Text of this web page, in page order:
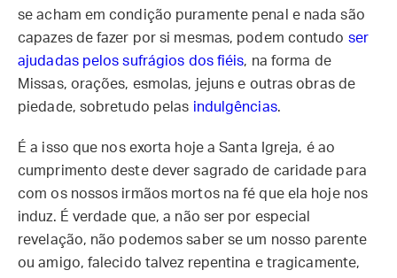
se acham em condição puramente penal e nada são
capazes de fazer por si mesmas, podem contudo ser
ajudadas pelos sufrágios dos fiéis, na forma de
Missas, orações, esmolas, jejuns e outras obras de
piedade, sobretudo pelas indulgências.
É a isso que nos exorta hoje a Santa Igreja, é ao
cumprimento deste dever sagrado de caridade para
com os nossos irmãos mortos na fé que ela hoje nos
induz. É verdade que, a não ser por especial
revelação, não podemos saber se um nosso parente
ou amigo, falecido talvez repentina e tragicamente,